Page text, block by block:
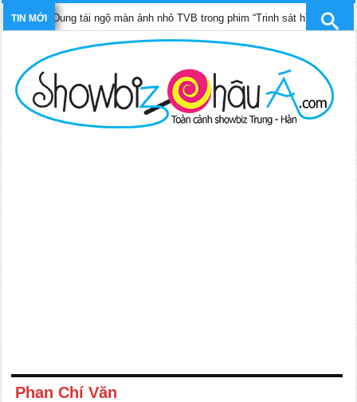
TIN MỚIDung tái ngộ màn ảnh nhỏ TVB trong phim “Trinh sát hình sự 12”
Phan Chí Văn